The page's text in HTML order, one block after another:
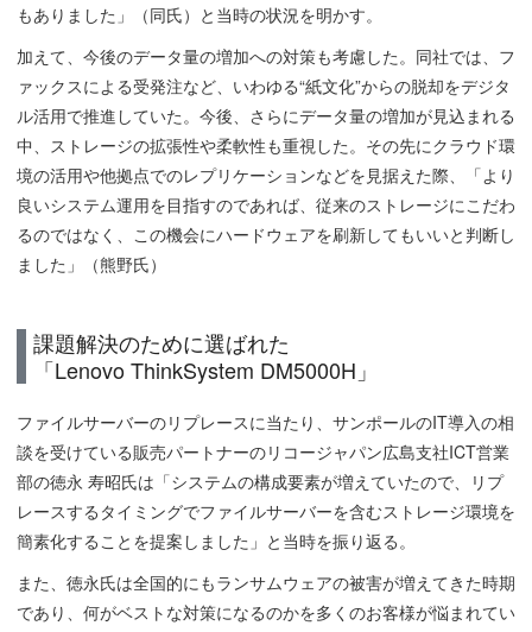
もありました」（同氏）と当時の状況を明かす。
加えて、今後のデータ量の増加への対策も考慮した。同社では、フ
ァックスによる受発注など、いわゆる“紙文化”からの脱却をデジタ
ル活用で推進していた。今後、さらにデータ量の増加が見込まれる
中、ストレージの拡張性や柔軟性も重視した。その先にクラウド環
境の活用や他拠点でのレプリケーションなどを見据えた際、「より
良いシステム運用を目指すのであれば、従来のストレージにこだわ
るのではなく、この機会にハードウェアを刷新してもいいと判断し
ました」（熊野氏）
課題解決のために選ばれた
「Lenovo ThinkSystem DM5000H」
ファイルサーバーのリプレースに当たり、サンポールのIT導入の相
談を受けている販売パートナーのリコージャパン広島支社ICT営業
部の徳永 寿昭氏は「システムの構成要素が増えていたので、リプ
レースするタイミングでファイルサーバーを含むストレージ環境を
簡素化することを提案しました」と当時を振り返る。
また、徳永氏は全国的にもランサムウェアの被害が増えてきた時期
であり、何がベストな対策になるのかを多くのお客様が悩まれてい